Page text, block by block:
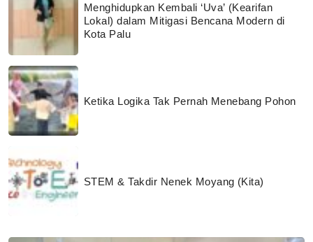
Menghidupkan Kembali ‘Uva’ (Kearifan
Lokal) dalam Mitigasi Bencana Modern di
Kota Palu
Ketika Logika Tak Pernah Menebang Pohon
STEM & Takdir Nenek Moyang (Kita)